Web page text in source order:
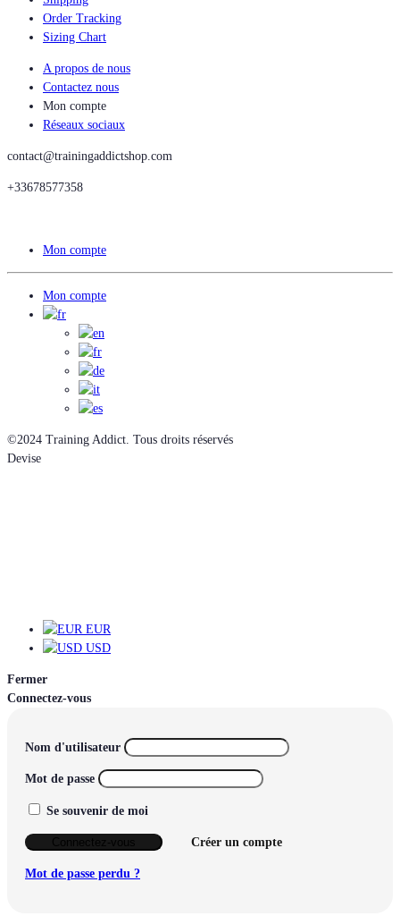
Order Tracking
Sizing Chart
A propos de nous
Contactez nous
Mon compte
Réseaux sociaux
contact@trainingaddictshop.com
+33678577358
Mon compte
Mon compte
©2024 Training Addict. Tous droits réservés
Devise
EUR
USD
Fermer
Connectez-vous
Nom d'utilisateur
Mot de passe
Se souvenir de moi
Créer un compte
Mot de passe perdu ?